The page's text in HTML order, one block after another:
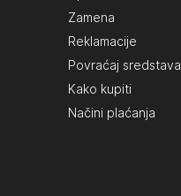
Zamena
Reklamacije
Povraćaj sredstava
Kako kupiti
Načini plaćanja